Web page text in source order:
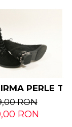
PERLE
RON
RON